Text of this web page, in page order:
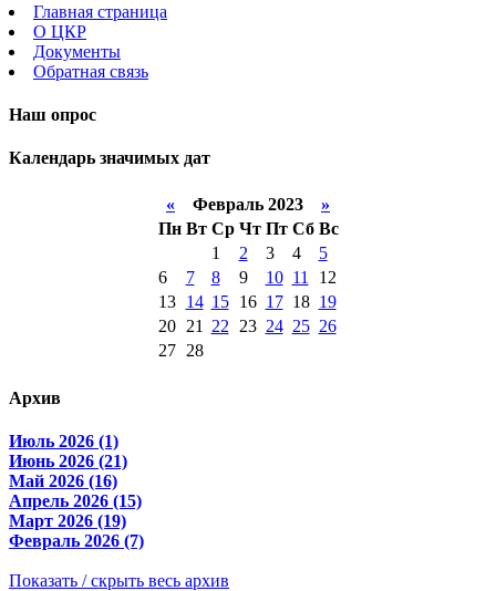
Главная страница
О ЦКР
Документы
Обратная связь
Наш опрос
Календарь значимых дат
« Февраль 2023 »
Пн Вт Ср Чт Пт Сб Вс
1
2 3 4
5
6
7 8 9 10 11
12
13
14 15 16 17 18 19
20
21 22 23 24 25 26
27
28
Архив
Июль 2026 (1)
Июнь 2026 (21)
Май 2026 (16)
Апрель 2026 (15)
Март 2026 (19)
Февраль 2026 (7)
Показать / скрыть весь архив